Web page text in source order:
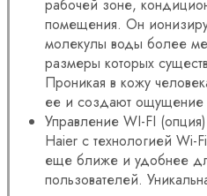
рабочей зоне,
помещения. Он
молекулы воды более
размеры которых
Проникая в кожу
ее и создают ощущение
Управление WI-FI
Haier с технологией Wi-
еще ближе и удобнее
пользователей.